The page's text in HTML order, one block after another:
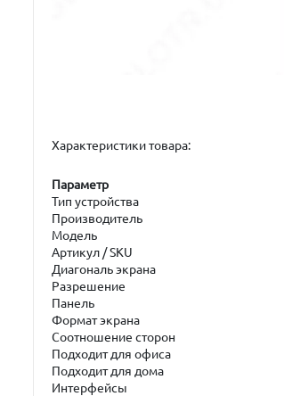
Характеристики товара:
Параметр
Тип устройства
Производитель
Модель
Артикул / SKU
Диагональ экрана
Разрешение
Панель
Формат экрана
Соотношение сторон
Подходит для офиса
Подходит для дома
Интерфейсы